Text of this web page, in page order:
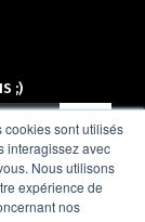
cookies sont utilisés
interagissez avec
Nous utilisons
expérience de
nos
;)